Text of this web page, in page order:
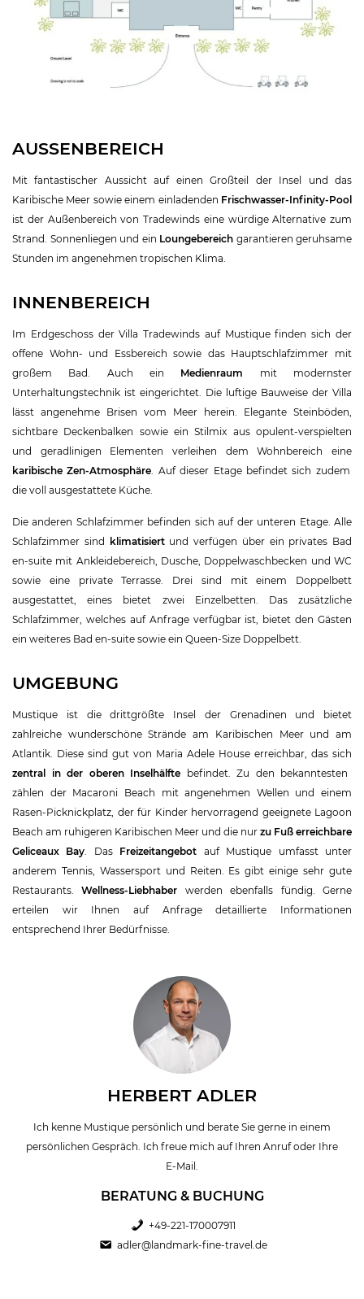
AUSSENBEREICH
Mit fantastischer Aussicht auf einen Großteil der Insel und das
Karibische Meer sowie einem einladenden Frischwasser-Infinity-Pool
ist der Außenbereich von Tradewinds eine würdige Alternative zum
Strand. Sonnenliegen und ein Loungebereich garantieren geruhsame
Stunden im angenehmen tropischen Klima.
INNENBEREICH
Im Erdgeschoss der Villa Tradewinds auf Mustique finden sich der
offene Wohn- und Essbereich sowie das Hauptschlafzimmer mit
großem Bad. Auch ein Medienraum mit modernster
Unterhaltungstechnik ist eingerichtet. Die luftige Bauweise der Villa
lässt angenehme Brisen vom Meer herein. Elegante Steinböden,
sichtbare Deckenbalken sowie ein Stilmix aus opulent-verspielten
und geradlinigen Elementen verleihen dem Wohnbereich eine
karibische Zen-Atmosphäre . Auf dieser Etage befindet sich zudem
die voll ausgestattete Küche.
Die anderen Schlafzimmer befinden sich auf der unteren Etage. Alle
Schlafzimmer sind
klimatisiertund verfügen über ein privates Bad
en-suite mit Ankleidebereich, Dusche, Doppelwaschbecken und WC
sowie eine private Terrasse. Drei sind mit einem Doppelbett
ausgestattet, eines bietet zwei Einzelbetten. Das zusätzliche
Schlafzimmer, welches auf Anfrage verfügbar ist, bietet den Gästen
ein weiteres Bad en-suite sowie ein Queen-Size Doppelbett.
UMGEBUNG
Mustique ist die drittgrößte Insel der Grenadinen und bietet
zahlreiche wunderschöne Strände am Karibischen Meer und am
Atlantik. Diese sind gut von Maria Adele House erreichbar, das sich
zentral in der oberen Inselhälfte befindet. Zu den bekanntesten
zählen der Macaroni Beach mit angenehmen Wellen und einem
Rasen-Picknickplatz, der für Kinder hervorragend geeignete Lagoon
Beach am ruhigeren Karibischen Meer und die nur zu Fuß erreichbare
Geliceaux Bay . Das Freizeitangebot auf Mustique umfasst unter
anderem Tennis, Wassersport und Reiten. Es gibt einige sehr gute
Restaurants.Wellness-Liebhaber werden ebenfalls fündig. Gerne
erteilen wir Ihnen auf Anfrage detaillierte Informationen
entsprechend Ihrer Bedürfnisse.
HERBERT ADLER
Ich kenne Mustique persönlich und berate Sie gerne in einem
persönlichen Gespräch. Ich freue mich auf Ihren Anruf oder Ihre
E-Mail.
BERATUNG & BUCHUNG
+49-221-170007911
adler@landmark-fine-travel.de